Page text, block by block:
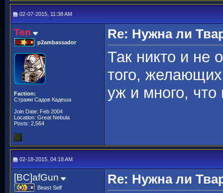
02-07-2015, 11:38 AM
Ten
p2ambassador
Faction:
Стражи Садов Кадеша
Join Date: Feb 2004
Location: Great Nebula
Posts: 2,564
Re: Нужна ли
Так никто и не
того,
уж и много,
02-18-2015, 04:18 AM
[BC]afGun
Beast Self
Re: Нужна ли